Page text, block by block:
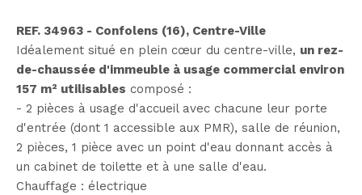
REF. 34963 - Confolens (16), Centre-Ville
Idéalement situé en plein cœur du centre-ville, un rez-
de-chaussée d'immeuble à usage commercial environ
157 m² utilisables composé :
- 2 pièces à usage d'accueil avec chacune leur porte
d'entrée (dont 1 accessible aux PMR), salle de réunion,
2 pièces, 1 pièce avec un point d'eau donnant accès à
un cabinet de toilette et à une salle d'eau.
Chauffage : électrique